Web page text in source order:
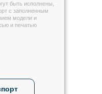
быть исполнены,
с заполненным
модели и
и печатью